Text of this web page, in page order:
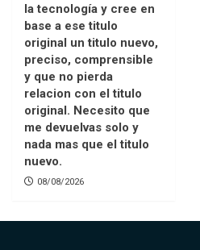
la tecnología y cree en
base a ese titulo
original un titulo nuevo,
preciso, comprensible
y que no pierda
relacion con el titulo
original. Necesito que
me devuelvas solo y
nada mas que el titulo
nuevo.
08/08/2026